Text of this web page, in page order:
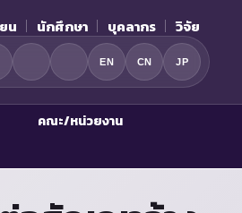
น นักศึกษา บุคลากร วิจัย
EN CN JP
คณะ/หน่วยงาน